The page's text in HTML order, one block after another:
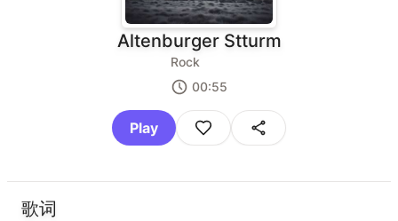
Altenburger Stturm
Rock
00:55
Play
歌词